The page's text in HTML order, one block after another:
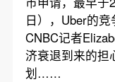
日），Uber的竞
CNBC记者
济衰退到来的担
划……